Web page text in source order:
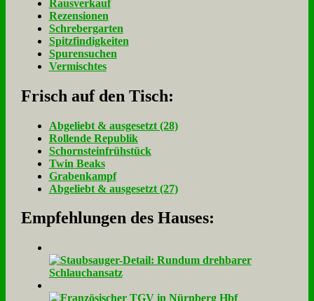
Rausverkauf
Rezensionen
Schrebergarten
Spitzfindigkeiten
Spurensuchen
Vermischtes
Frisch auf den Tisch:
Ab­ge­liebt & aus­ge­setzt (28)
Rol­len­de Re­pu­blik
Schorn­stein­früh­stück
Twin Beaks
Gra­ben­kampf
Ab­ge­liebt & aus­ge­setzt (27)
Empfehlungen des Hauses: